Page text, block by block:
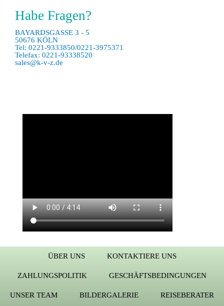
Habe Fragen?
BAYARDSGASSE 3 - 5
50676 KÖLN
Tel: 0221-9333850/0221-3975371
Telefax: 0221-93338520
sales@k-v-z.de
ÜBER UNS KONTAKTIERE UNS
ZAHLUNGSPOLITIK GESCHÄFTSBEDINGUNGEN
UNSER TEAM BILDERGALERIE
REISEBERATER